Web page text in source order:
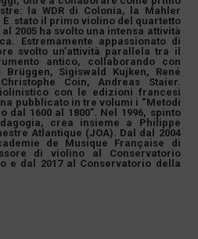
la WDR di Colonia, la Mahler
È stato il primo violino del quartetto
2005 ha svolto una intensa attività
Estremamente appassionato di
svolto un’attività parallela tra il
antico, collaborando con
Sigiswald Kujken, René
Coin, Andreas Staier.
con le edizioni francesi
pubblicato in tre volumi i “Metodi
1600 al 1800”. Nel 1996, spinto
crea insieme a Philippe
Atlantique (JOA). Dal dal 2004
de Musique Française di
di violino al Conservatorio
e dal 2017 al Conservatorio della